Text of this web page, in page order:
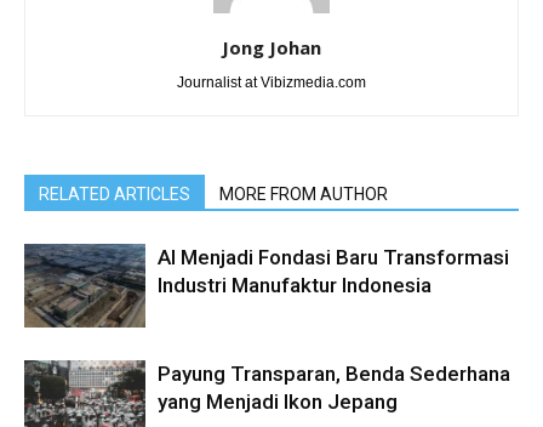
Jong Johan
Journalist at Vibizmedia.com
RELATED ARTICLES MORE FROM AUTHOR
AI Menjadi Fondasi Baru Transformasi
Industri Manufaktur Indonesia
Payung Transparan, Benda Sederhana
yang Menjadi Ikon Jepang